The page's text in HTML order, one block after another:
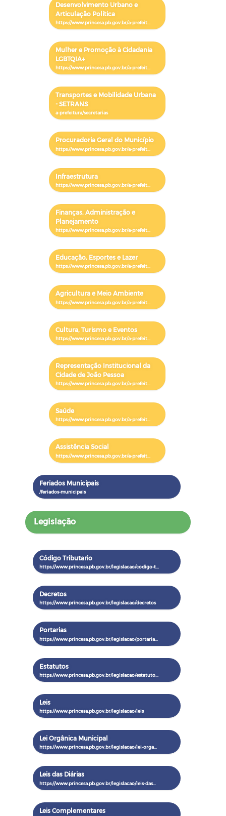
Desenvolvimento Urbano e
Articulação Política
Mulher e Promoção à Cidadania
LGBTQIA+
Transportes e Mobilidade Urbana
- SETRANS
Procuradoria Geral do Município
Infraestrutura
Finanças, Administração e
Planejamento
Educação, Esportes e Lazer
Agricultura e Meio Ambiente
Cultura, Turismo e Eventos
Representação Institucional da
Cidade de João Pessoa
Saúde
Assistência Social
Feriados Municipais
Legislação
Código Tributario
Decretos
Portarias
Estatutos
Leis
Lei Orgânica Municipal
Leis das Diárias
Leis Complementares